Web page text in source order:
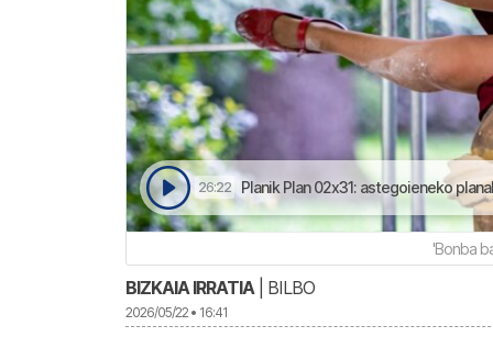
26:22 Planik Plan 02x31: astegoieneko
'Bonba
BIZKAIA IRRATIA| BILBO
2026/05/22 • 16:41